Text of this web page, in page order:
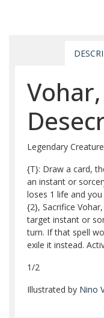
Legendary
{T}: Draw a card,
an instant or
loses 1 life and you
{2}, Sacrifice
target instant or
turn. If that spell
exile it instead.
1/2
Illustrated by Nino